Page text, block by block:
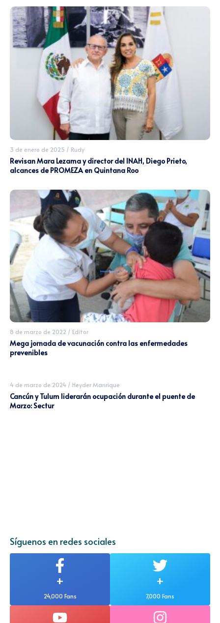
3 de enero de 2025 / Rudy
Revisan Mara Lezama y director del INAH, Diego Prieto,
alcances de PROMEZA en Quintana Roo
8 de marzo de 2022 / Editor
Mega jornada de vacunación contra las enfermedades
prevenibles
4 de marzo de 2024 / Heyder Manrique
Cancún y Tulum liderarán ocupación durante el puente de
Marzo: Sectur
Síguenos en redes sociales
+
24,000 Fans
+
7,000 Fans